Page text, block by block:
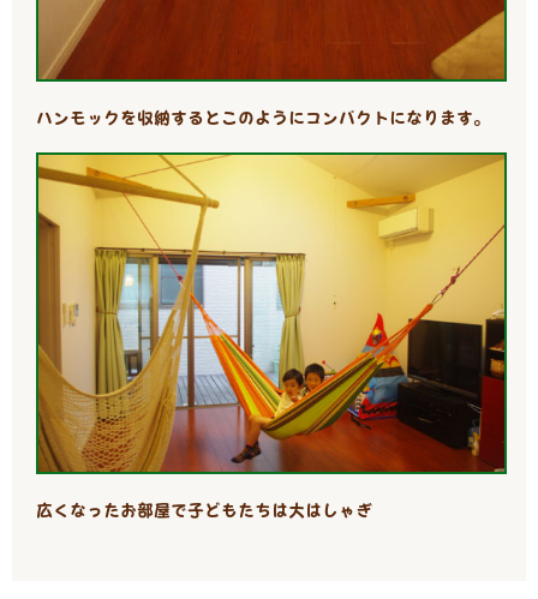
ハンモックを収納すると このようにコンパクトになります。
広くなったお部屋で子どもたちは大はしゃぎ